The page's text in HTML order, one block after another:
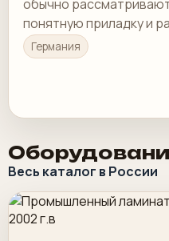
обычно
понятную приладку и
Германия
Весь каталог в России